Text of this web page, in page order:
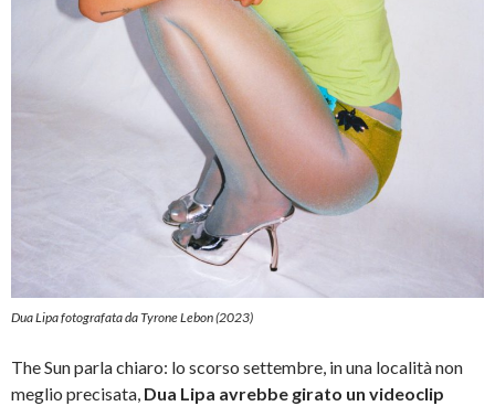
Dua Lipa fotografata da Tyrone Lebon(2023)
The Sun parla chiaro: lo scorso settembre, in una località non
meglio precisata, Dua Lipa avrebbe girato un videoclip